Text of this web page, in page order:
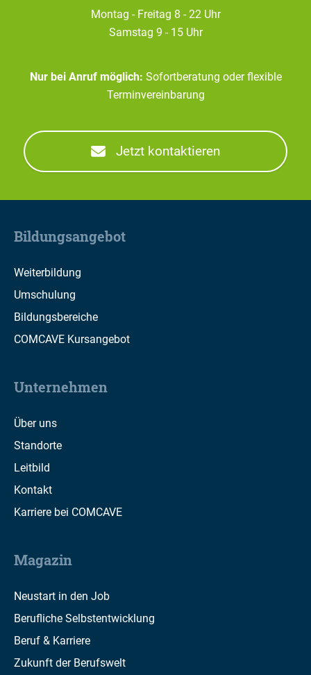
Montag - Freitag 8 - 22 Uhr
Samstag 9 - 15 Uhr
Nur bei Anruf möglich: Sofortberatung oder flexible
Terminvereinbarung
Jetzt kontaktieren
Bildungsangebot
Weiterbildung
Umschulung
Bildungsbereiche
COMCAVE Kursangebot
Unternehmen
Über uns
Standorte
Leitbild
Kontakt
Karriere bei COMCAVE
Magazin
Neustart in den Job
Berufliche Selbstentwicklung
Beruf & Karriere
Zukunft der Berufswelt